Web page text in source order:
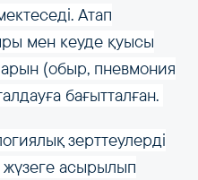
Атап
мен кеуде қуысы
(обыр, пневмония
бағытталған.
зерттеулерді
асырылып